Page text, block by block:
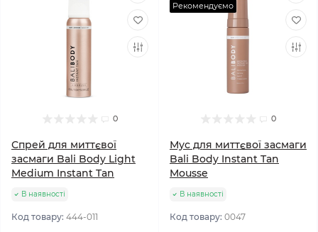
0
Спрей для миттєвої
засмаги Bali Body Light
Medium Instant Tan
В наявності
Код товару: 444-011
Рекомендуємо
0
Мус для миттєвої засмаги
Bali Body Instant Tan
Mousse
В наявності
Код товару: 0047